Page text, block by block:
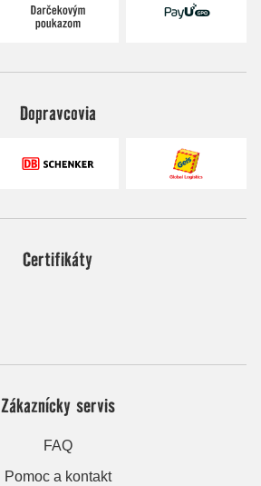
Dopravcovia
Certifikáty
Zákaznícky servis
FAQ
Pomoc a kontakt